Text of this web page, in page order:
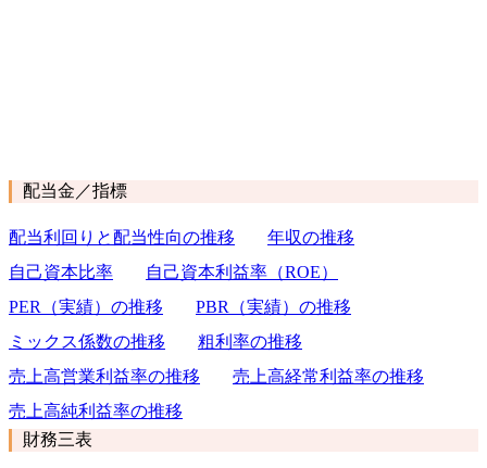
配当金／指標
配当利回りと配当性向の推移
年収の推移
自己資本比率
自己資本利益率（ROE）
PER（実績）の推移
PBR（実績）の推移
ミックス係数の推移
粗利率の推移
売上高営業利益率の推移
売上高経常利益率の推移
売上高純利益率の推移
財務三表